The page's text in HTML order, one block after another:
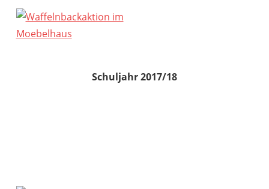
Schuljahr 2017/18